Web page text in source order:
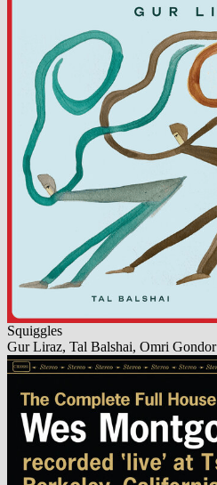
Squiggles
Gur Liraz, Tal Balshai, Omri Gondor